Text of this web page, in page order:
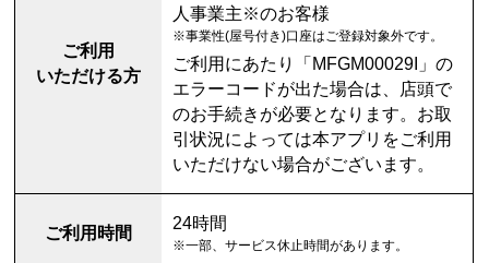
ご利用
いただける方
人事業主※のお客様
※事業性(屋号付き)口座はご登録対象外です。
ご利用にあたり「MFGM00029I」の
エラーコードが出た場合は、店頭で
のお手続きが必要となります。お取
引状況によっては本アプリをご利用
いただけない場合がございます。
ご利用時間
24時間
※一部、サービス休止時間があります。